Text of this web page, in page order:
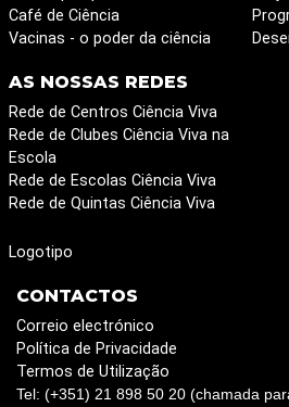
Café de Ciência
Vacinas - o poder da ciência
AS NOSSAS REDES
Rede de Centros Ciência Viva
Rede de Clubes Ciência Viva na
Escola
Rede de Escolas Ciência Viva
Rede de Quintas Ciência Viva
Logotipo
CONTACTOS
Correio electrónico
Política de Privacidade
Termos de Utilização
Tel: (+351) 21 898 50 20 (chamada